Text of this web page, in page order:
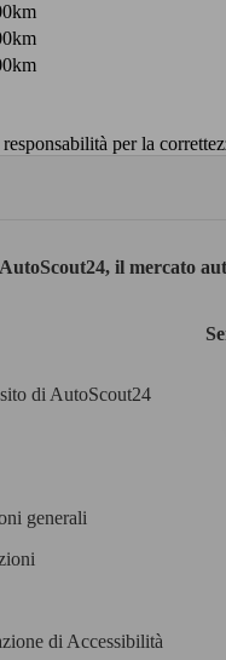
per la
il mercato
di AutoScout24
generali
di Accessibilità